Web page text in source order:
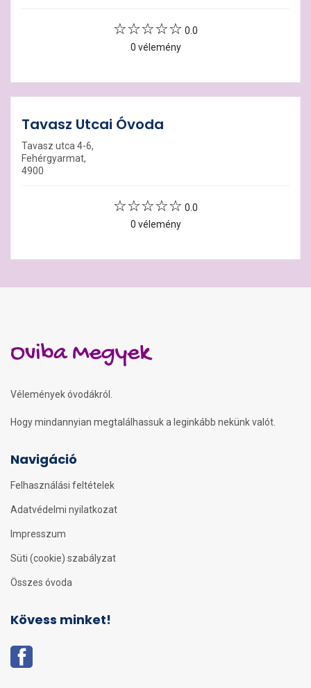
0.0
0 vélemény
Tavasz Utcai Óvoda
Tavasz utca 4-6,
Fehérgyarmat,
4900
0.0
0 vélemény
Oviba Megyek
Vélemények óvodákról.
Hogy mindannyian megtalálhassuk a leginkább nekünk valót.
Navigáció
Felhasználási feltételek
Adatvédelmi nyilatkozat
Impresszum
Süti (cookie) szabályzat
Összes óvoda
Kövess minket!